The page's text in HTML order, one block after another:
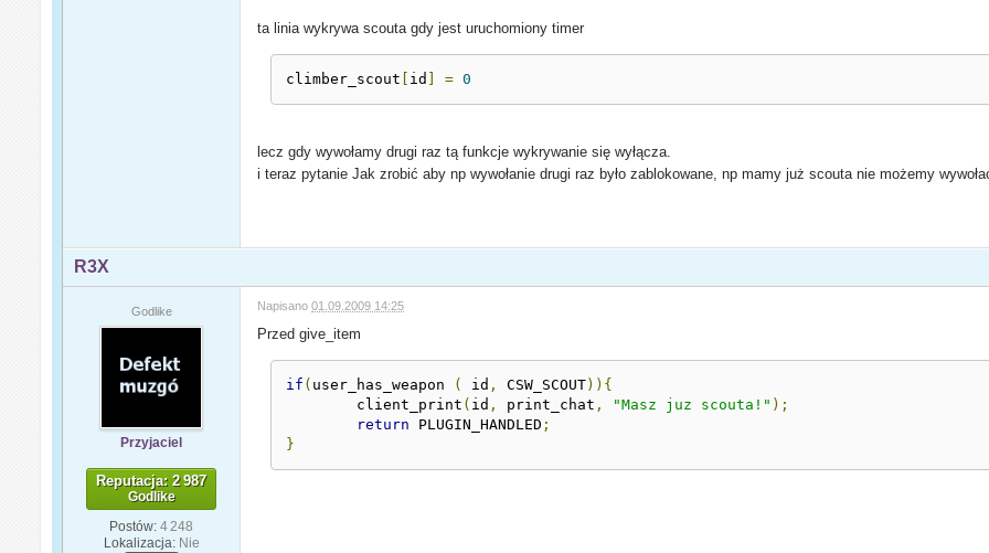
ta linia wykrywa scouta gdy jest uruchomiony timer
climber_scout [ id ] = 0
lecz gdy wywołamy drugi raz tą funkcje wykrywanie się wyłącza.
i teraz pytanie Jak zrobić aby np wywołanie drugi raz było zablokowane, np mamy już scouta nie możemy
R3X
Godlike
Przyjaciel
Reputacja: 2 987
Godlike
Postów: 4 248
Lokalizacja: Nie
Napisano01.09.2009 14:25
Przed give_item
if ( user_has_weapon ( id , CSW_SCOUT)){
	client_print
( id , print_chat , "Masz juz scouta!" );
return PLUGIN_HANDLED ;
}